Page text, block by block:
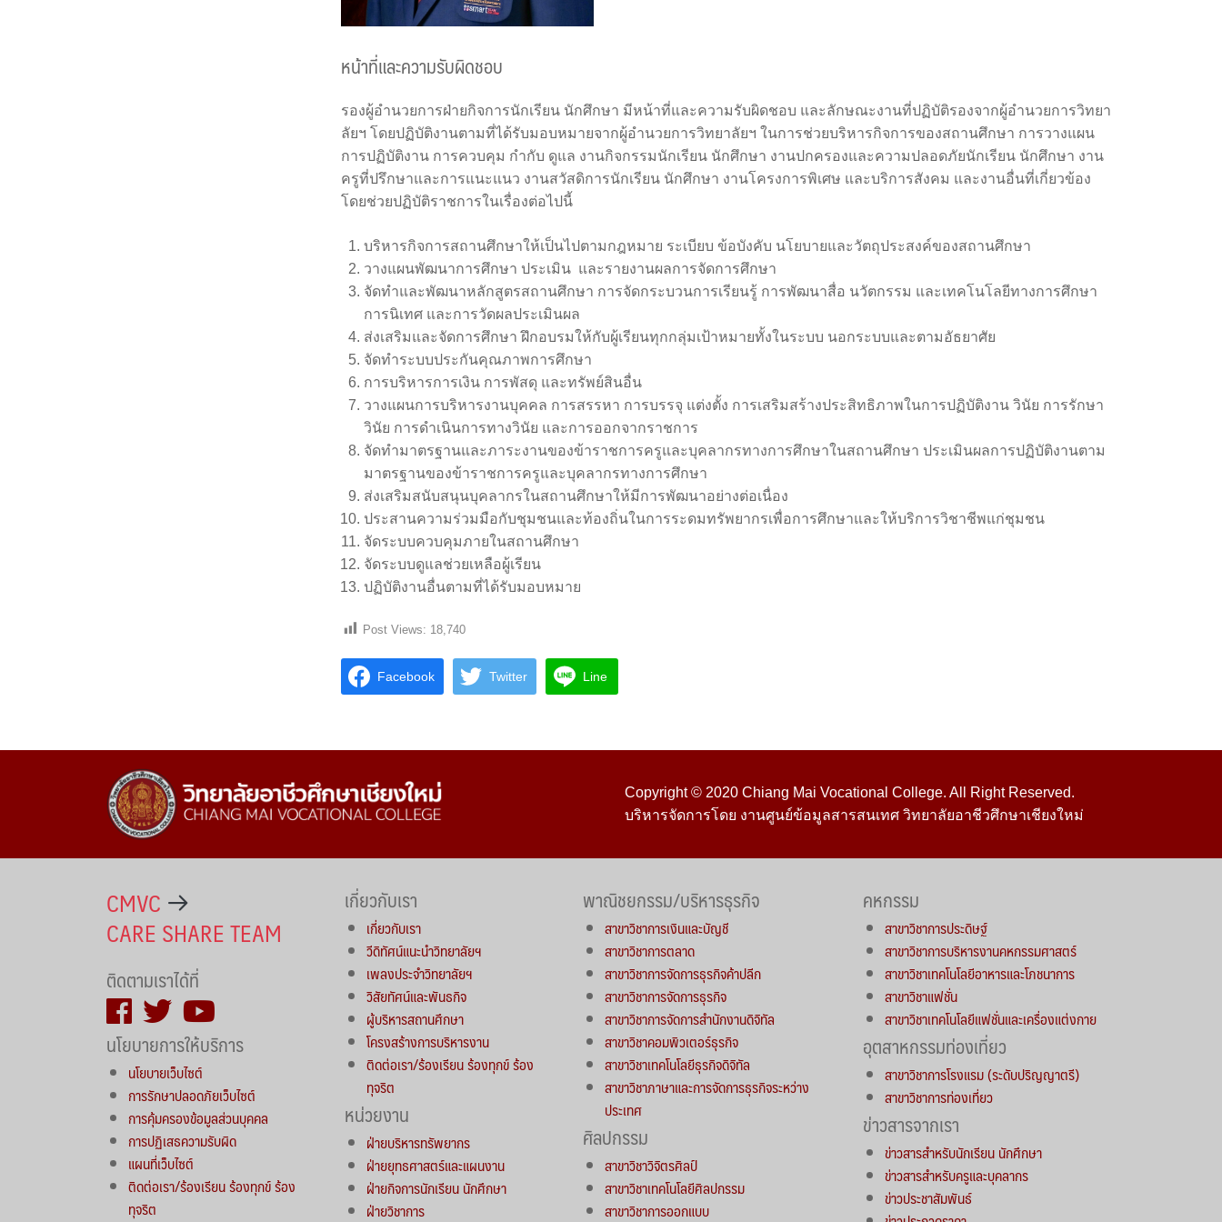
หน้าที่และความรับผิดชอบ
รองผู้อำนวยการฝ่ายกิจการนักเรียน นักศึกษา มีหน้าที่และความรับผิดชอบ และลักษณะงานที่ปฏิบัติรองจากผู้อำนวยการวิทยา
ลัยฯ โดยปฏิบัติงานตามที่ได้รับมอบหมายจากผู้อำนวยการวิทยาลัยฯ ในการช่วยบริหารกิจการของสถานศึกษา การวางแผน
การปฏิบัติงาน การควบคุม กำกับ ดูแล งานกิจกรรมนักเรียน นักศึกษา งานปกครองและความปลอดภัยนักเรียน นักศึกษา งาน
ครูที่ปรึกษาและการแนะแนว งานสวัสดิการนักเรียน นักศึกษา งานโครงการพิเศษ และบริการสังคม และงานอื่นที่เกี่ยวข้อง
โดยช่วยปฏิบัติราชการในเรื่องต่อไปนี้
บริหารกิจการสถานศึกษาให้เป็นไปตามกฎหมาย ระเบียบ ข้อบังคับ นโยบายและวัตถุประสงค์ของสถานศึกษา
วางแผนพัฒนาการศึกษา ประเมิน และรายงานผลการจัดการศึกษา
จัดทำและพัฒนาหลักสูตรสถานศึกษา การจัดกระบวนการเรียนรู้ การพัฒนาสื่อ นวัตกรรม และเทคโนโลยีทางการศึกษา
การนิเทศ และการวัดผลประเมินผล
ส่งเสริมและจัดการศึกษา ฝึกอบรมให้กับผู้เรียนทุกกลุ่มเป้าหมายทั้งในระบบ นอกระบบและตามอัธยาศัย
จัดทำระบบประกันคุณภาพการศึกษา
การบริหารการเงิน การพัสดุ และทรัพย์สินอื่น
วางแผนการบริหารงานบุคคล การสรรหา การบรรจุ แต่งตั้ง การเสริมสร้างประสิทธิภาพในการปฏิบัติงาน วินัย การรักษา
วินัย การดำเนินการทางวินัย และการออกจากราชการ
จัดทำมาตรฐานและภาระงานของข้าราชการครูและบุคลากรทางการศึกษาในสถานศึกษา ประเมินผลการปฏิบัติงานตาม
มาตรฐานของข้าราชการครูและบุคลากรทางการศึกษา
ส่งเสริมสนับสนุนบุคลากรในสถานศึกษาให้มีการพัฒนาอย่างต่อเนื่อง
ประสานความร่วมมือกับชุมชนและท้องถิ่นในการระดมทรัพยากรเพื่อการศึกษาและให้บริการวิชาชีพแก่ชุมชน
จัดระบบควบคุมภายในสถานศึกษา
จัดระบบดูแลช่วยเหลือผู้เรียน
ปฏิบัติงานอื่นตามที่ได้รับมอบหมาย
Post Views: 18,740
Facebook Twitter Line
Copyright © 2020 Chiang Mai Vocational College. All Right Reserved.
บริหารจัดการโดย งานศูนย์ข้อมูลสารสนเทศ วิทยาลัยอาชีวศึกษาเชียงใหม่
CMVC
CARE SHARE TEAM
ติดตามเราได้ที่
นโยบายการให้บริการ
นโยบายเว็บไซต์
การรักษาปลอดภัยเว็บไซต์
การคุ้มครองข้อมูลส่วนบุคคล
การปฏิเสธความรับผิด
แผนที่เว็บไซต์
ติดต่อเรา/ร้องเรียน ร้องทุกข์ ร้อง
ทุจริต
เกี่ยวกับเรา
เกี่ยวกับเรา
วีดิทัศน์แนะนำวิทยาลัยฯ
เพลงประจำวิทยาลัยฯ
วิสัยทัศน์และพันธกิจ
ผู้บริหารสถานศึกษา
โครงสร้างการบริหารงาน
ติดต่อเรา/ร้องเรียน ร้องทุกข์ ร้อง
ทุจริต
หน่วยงาน
ฝ่ายบริหารทรัพยากร
ฝ่ายยุทธศาสตร์และแผนงาน
ฝ่ายกิจการนักเรียน นักศึกษา
ฝ่ายวิชาการ
พาณิชยกรรม/บริหารธุรกิจ
สาขาวิชาการเงินและบัญชี
สาขาวิชาการตลาด
สาขาวิชาการจัดการธุรกิจค้าปลีก
สาขาวิชาการจัดการธุรกิจ
สาขาวิชาการจัดการสำนักงานดิจิทัล
สาขาวิชาคอมพิวเตอร์ธุรกิจ
สาขาวิชาเทคโนโลยีธุรกิจดิจิทัล
สาขาวิชาภาษาและการจัดการธุรกิจระหว่าง
ประเทศ
ศิลปกรรม
สาขาวิชาวิจิตรศิลป์
สาขาวิชาเทคโนโลยีศิลปกรรม
สาขาวิชาการออกแบบ
คหกรรม
สาขาวิชาการประดิษฐ์
สาขาวิชาการบริหารงานคหกรรมศาสตร์
สาขาวิชาเทคโนโลยีอาหารและโภชนาการ
สาขาวิชาแฟชั่น
สาขาวิชาเทคโนโลยีแฟชั่นและเครื่องแต่งกาย
อุตสาหกรรมท่องเที่ยว
สาขาวิชาการโรงแรม (ระดับปริญญาตรี)
สาขาวิชาการท่องเที่ยว
ข่าวสารจากเรา
ข่าวสารสำหรับนักเรียน นักศึกษา
ข่าวสารสำหรับครูและบุคลากร
ข่าวประชาสัมพันธ์